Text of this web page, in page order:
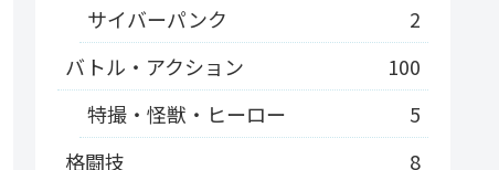
サイバーパンク
2
バトル・アクション
100
特撮・怪獣・ヒーロー
5
格闘技
8